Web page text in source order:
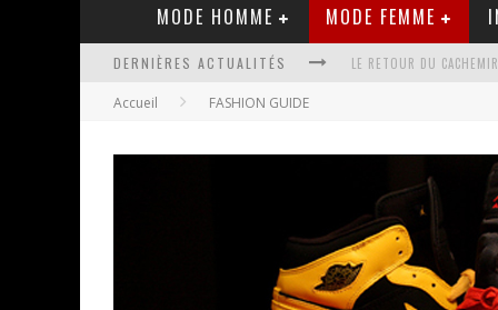
MODE HOMME MODE FEMME
DERNIÈRES ACTUALITÉS LE RETOUR DU
Accueil FASHION GUIDE